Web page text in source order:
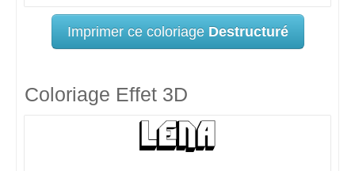
Imprimer ce coloriage Destructuré
Coloriage Effet 3D